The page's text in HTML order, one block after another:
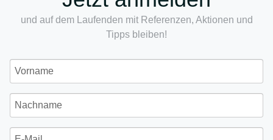
und auf dem Laufenden mit Referenzen, Aktionen und
Tipps bleiben!